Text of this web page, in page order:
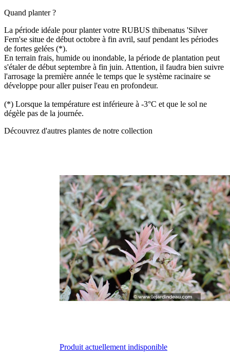
Quand planter ?
La période idéale pour planter votre RUBUS thibenatus 'Silver
Fern'se situe de début octobre à fin avril, sauf pendant les périodes
de fortes gelées (*).
En terrain frais, humide ou inondable, la période de plantation peut
s'étaler de début septembre à fin juin. Attention, il faudra bien suivre
l'arrosage la première année le temps que le système racinaire se
développe pour aller puiser l'eau en profondeur.
(*) Lorsque la température est inférieure à -3°C et que le sol ne
dégèle pas de la journée.
Découvrez d'autres plantes de notre collection
Produit actuellement indisponible